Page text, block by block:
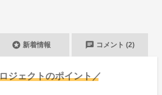
stars 新着情報 chat コメント (2)
ジェクトのポイント／